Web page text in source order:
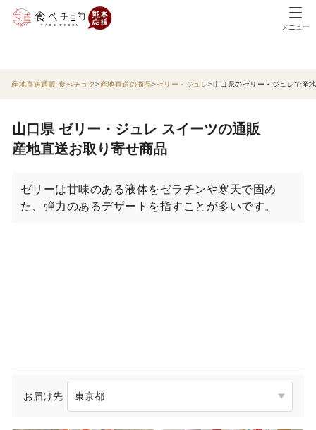
メニュー
産地直送通販 食べチョク 産地直送の商品 ゼリー・ジュレ 山口県のゼリー・ジュレで産
山口県 ゼリー・ジュレ スイーツの通販
産地直送お取り寄せ商品
ゼリーは甘味のある液体をゼラチンや寒天で固め
た、弾力のあるデザートを指すことが多いです。
お届け先